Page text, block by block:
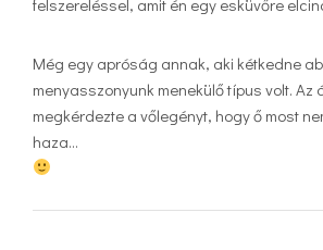
Még egy apróság annak, aki kétkedne
menyasszonyunk menekülő típus volt. Az
megkérdezte a vőlegényt, hogy ő most
haza…